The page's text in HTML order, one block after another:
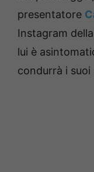
presentatore
Instagram
lui è
condurrà i